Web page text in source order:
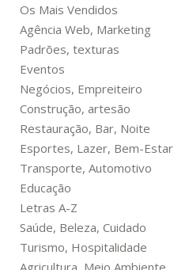
Os Mais Vendidos
Agência Web, Marketing
Padrões, texturas
Eventos
Negócios, Empreiteiro
Construção, artesão
Restauração, Bar, Noite
Esportes, Lazer, Bem-Estar
Transporte, Automotivo
Educação
Letras A-Z
Saúde, Beleza, Cuidado
Turismo, Hospitalidade
Agricultura, Meio Ambiente